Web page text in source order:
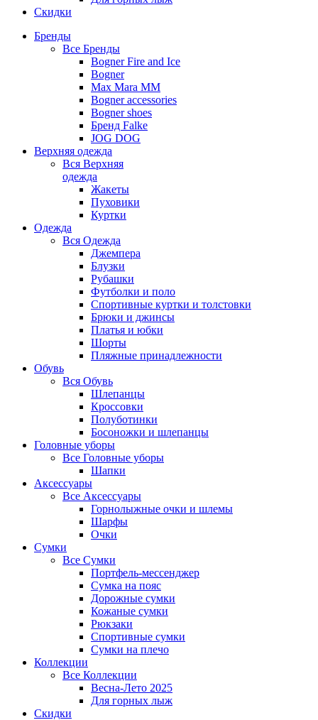
Скидки
Бренды
Все Бренды
Bogner Fire and Ice
Bogner
Max Mara MM
Bogner accessories
Bogner shoes
Бренд Falke
JOG DOG
Верхняя одежда
Вся Верхняя
одежда
Жакеты
Пуховики
Куртки
Одежда
Вся Одежда
Джемпера
Блузки
Рубашки
Футболки и поло
Спортивные куртки и толстовки
Брюки и джинсы
Платья и юбки
Шорты
Пляжные принадлежности
Обувь
Вся Обувь
Шлепанцы
Кроссовки
Полуботинки
Босоножки и шлепанцы
Головные уборы
Все Головные уборы
Шапки
Аксессуары
Все Аксессуары
Горнолыжные очки и шлемы
Шарфы
Очки
Сумки
Все Сумки
Портфель-мессенджер
Сумка на пояс
Дорожные сумки
Кожаные сумки
Рюкзаки
Спортивные сумки
Сумки на плечо
Коллекции
Все Коллекции
Весна-Лето 2025
Для горных лыж
Скидки